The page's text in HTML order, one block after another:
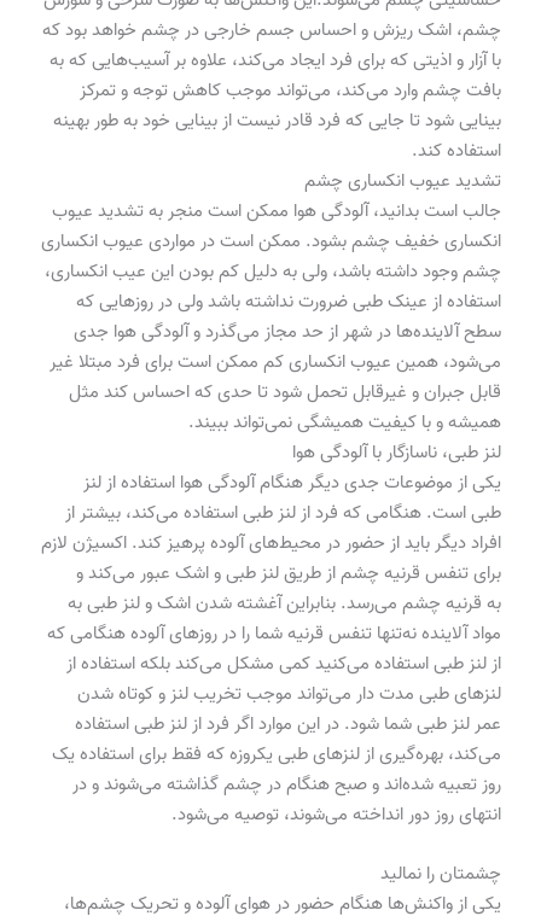
چشم، اشک ریزش و احساس جسم خارجی در چشم خواهد بود که
با آزار و اذیتی که برای فرد ایجاد می‌کند، علاوه بر آسیب‌هایی که به
بافت چشم وارد می‌کند، می‌تواند موجب کاهش توجه و تمرکز
بینایی شود تا جایی که فرد قادر نیست از بینایی خود به طور بهینه
استفاده کند.
تشدید عیوب انکساری چشم
جالب است بدانید، آلودگی هوا ممکن است منجر به تشدید عیوب
انکساری خفیف چشم بشود. ممکن است در مواردی عیوب انکساری
چشم وجود داشته باشد، ولی به دلیل کم بودن این عیب انکساری،
استفاده از عینک طبی ضرورت نداشته باشد ولی در روزهایی که
سطح آلاینده‌ها در شهر از حد مجاز می‌گذرد و آلودگی هوا جدی
می‌شود، همین عیوب انکساری کم ممکن است برای فرد مبتلا غیر
قابل جبران و غیرقابل تحمل شود تا حدی که احساس کند مثل
همیشه و با کیفیت همیشگی نمی‌تواند ببیند.
لنز طبی، ناسازگار با آلودگی هوا
یکی از موضوعات جدی دیگر هنگام آلودگی هوا استفاده از لنز
طبی است. هنگامی که فرد از لنز طبی استفاده می‌کند، بیشتر از
افراد دیگر باید از حضور در محیط‌های آلوده پرهیز کند. اکسیژن لازم
برای تنفس قرنیه چشم از طریق لنز طبی و اشک عبور می‌کند و
به قرنیه چشم می‌رسد. بنابراین آغشته شدن اشک و لنز طبی به
مواد آلاینده نه‌تنها تنفس قرنیه شما را در روز‌های آلوده هنگامی که
از لنز طبی استفاده می‌کنید کمی مشکل می‌کند بلکه استفاده از
لنز‌های طبی مدت دار می‌تواند موجب تخریب لنز و کوتاه شدن
عمر لنز طبی شما شود. در این موارد اگر فرد از لنز طبی استفاده
می‌کند، بهره‌گیری از لنز‌های طبی یکروزه که فقط برای استفاده یک
روز تعبیه شده‌اند و صبح هنگام در چشم گذاشته می‌شوند و در
انتهای روز دور انداخته می‌شوند، توصیه می‌شود.
چشمتان را نمالید
یکی از واکنش‌ها هنگام حضور در هوای آلوده و تحریک چشم‌ها،